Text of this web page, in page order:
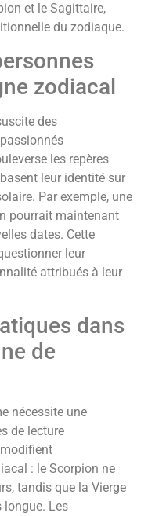
et le Sagittaire,
du zodiaque.
zodiacal
des
les repères
leur identité sur
Par exemple, une
pourrait maintenant
dates. Cette
leur
attribués à leur
dans
de
nécessite une
de lecture
: le Scorpion ne
tandis que la Vierge
longue. Les